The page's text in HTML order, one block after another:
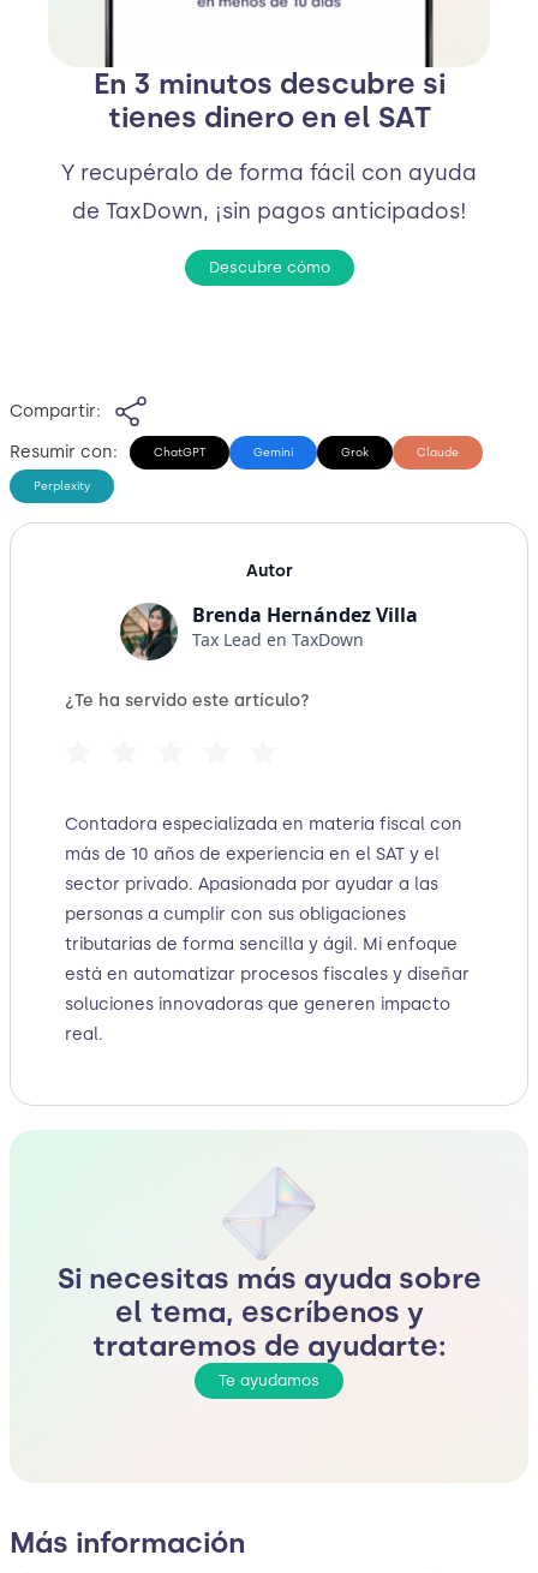
En 3 minutos descubre si
tienes dinero en el SAT
Y recupéralo de forma fácil con ayuda
de TaxDown, ¡sin pagos anticipados!
Descubre cómo
Compartir:
Resumir con:
ChatGPT Gemini Grok Claude
Perplexity
Autor
Brenda Hernández Villa
Tax Lead en TaxDown
¿Te ha servido este artículo?
Contadora especializada en materia fiscal con
más de 10 años de experiencia en el SAT y el
sector privado. Apasionada por ayudar a las
personas a cumplir con sus obligaciones
tributarias de forma sencilla y ágil. Mi enfoque
está en automatizar procesos fiscales y diseñar
soluciones innovadoras que generen impacto
real.
Si necesitas más ayuda sobre
el tema, escríbenos y
trataremos de ayudarte:
Te ayudamos
Más información